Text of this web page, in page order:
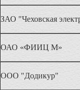
ЗАО "Чеховская
ОАО «ФИИЦ М»
ООО "Додикур"